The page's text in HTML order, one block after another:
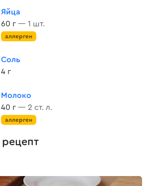
Яйца
60 г — 1 шт.
аллерген
Соль
4 г
Молоко
40 г — 2 ст. л.
аллерген